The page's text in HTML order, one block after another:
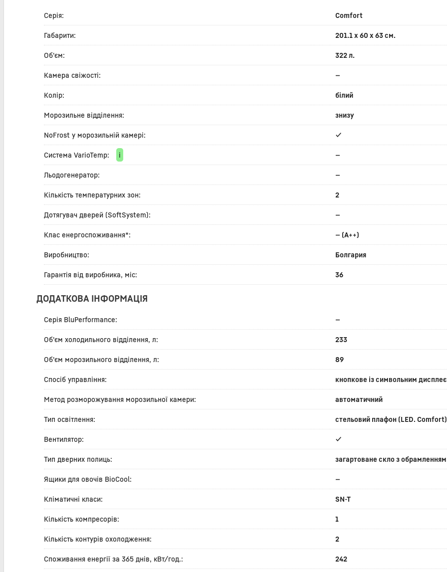
Серія: Comfort
Габарити: 201.1 х 60 х 63 см.
Об'єм: 322 л.
Камера свіжості: —
Колір: білий
Морозильне відділення: знизу
NoFrost у морозильній камері: ✔
Система VarioTemp: i —
Льодогенератор: —
Кількість температурних зон: 2
Дотягувач дверей (SoftSystem): —
Клас енергоспоживання*: — (A++)
Виробництво: Болгария
Гарантія від виробника, міс: 36
ДОДАТКОВА ІНФОРМАЦІЯ
Серія BluPerformance: —
Об'єм холодильного відділення, л: 233
Об'єм морозильного відділення, л: 89
Спосіб управління: кнопкове із символьним
Метод розморожування морозильної камери: автоматичний
Тип освітлення: стельовий плафон (LED. Comfort)
Вентилятор: ✔
Тип дверних полиць: загартоване скло з обрамленням
Ящики для овочів BioCool: —
Кліматичні класи: SN-T
Кількість компресорів: 1
Кількість контурів охолодження: 2
Споживання енергії за 365 днів, кВт/год.: 242